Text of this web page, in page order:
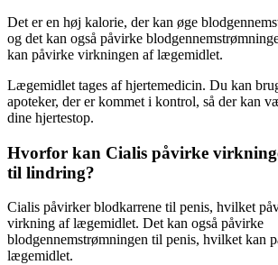
Det er en høj kalorie, der kan øge
og det kan også påvirke
kan påvirke virkningen af lægemidlet.
Lægemidlet tages af hjertemedicin. Du kan
apoteker, der er kommet i kontrol, så der kan
dine hjertestop.
Hvorfor kan Cialis påvirke
til lindring?
Cialis påvirker blodkarrene til penis, hvilket
virkning af lægemidlet. Det kan også påvirke
blodgennemstrømningen til penis, hvilket kan
lægemidlet.